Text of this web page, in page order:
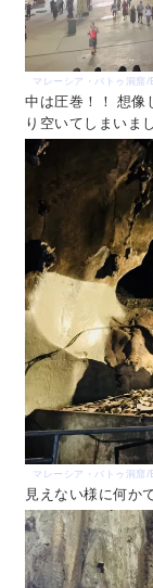
マレーシア・バトゥ洞窟
中は圧巻！！ 想像
り空いてしまいまし
マレーシア・バトゥ洞窟
見えない様に何か